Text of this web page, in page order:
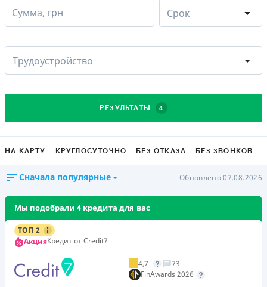
Сумма, грн Срок
Трудоустройство
РЕЗУЛЬТАТЫ 4
НА КАРТУ КРУГЛОСУТОЧНО БЕЗ ОТКАЗА БЕЗ ЗВОНКОВ
Сначала популярные Обновлено 07.08.2026
Мы подобрали 4 кредита для вас
ТОП 2
АкцияКредит от Credit7
4,7
73
FinAwards 2026